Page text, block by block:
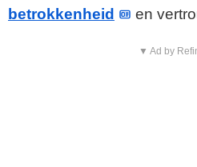
betrokkenheid
en
▼ Ad by